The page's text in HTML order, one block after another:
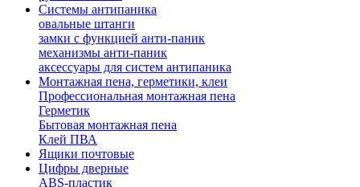
Системы антипаника
овальные штанги
замки с функцией анти-паник
механизмы анти-паник
аксессуары для систем антипаника
Монтажная пена, герметики, клеи
Профессиональная монтажная пена
Герметик
Бытовая монтажная пена
Клей ПВА
Ящики почтовые
Цифры дверные
ABS-пластик